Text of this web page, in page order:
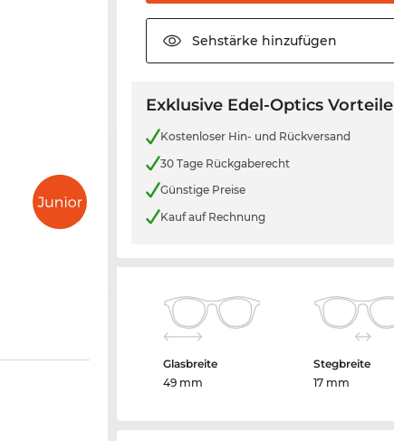
Sehstärke hinzufügen
Exklusive Edel-Optics Vorteile
Kostenloser Hin- und Rückversand
30 Tage Rückgaberecht
Günstige Preise
Kauf auf Rechnung
Glasbreite
49 mm
Stegbreite
17 mm